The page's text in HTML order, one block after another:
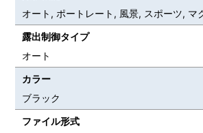
オート, ポートレート, 風景, スポーツ, マ
露出制御タイプ
オート
カラー
ブラック
ファイル形式